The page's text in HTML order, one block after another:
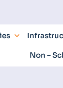
Non –